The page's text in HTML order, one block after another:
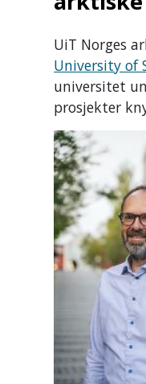
UiT Norges
University of
universitet
prosjekter